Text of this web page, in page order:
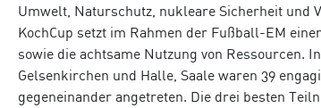
Umwelt, Naturschutz, nukleare Sicherheit und
KochCup setzt im Rahmen der Fußball-EM
sowie die achtsame Nutzung von Ressourcen.
Gelsenkirchen und Halle, Saale waren 39
gegeneinander angetreten. Die drei besten